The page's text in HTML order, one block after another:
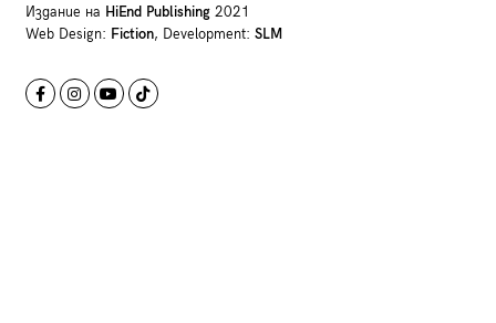
Издание на HiEnd Publishing2021
Web Design: Fiction, Development: SLM